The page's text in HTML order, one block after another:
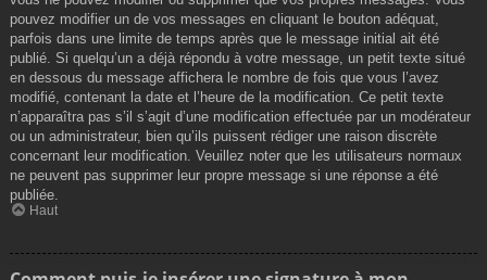
pouvez modifier un de vos messages en cliquant le bouton adéquat,
parfois dans une limite de temps après que le message initial ait été
publié. Si quelqu’un a déjà répondu à votre message, un petit texte situé
en dessous du message affichera le nombre de fois que vous l’avez
modifié, contenant la date et l’heure de la modification. Ce petit texte
n’apparaîtra pas s’il s’agit d’une modification effectuée par un modérateur
ou un administrateur, bien qu’ils puissent rédiger une raison discrète
concernant leur modification. Veuillez noter que les utilisateurs normaux
ne peuvent pas supprimer leur propre message si une réponse a été
publiée.
Haut